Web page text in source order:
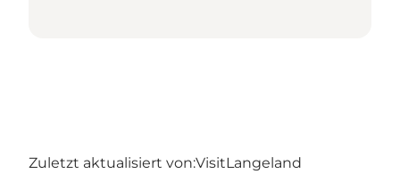
Zuletzt aktualisiert von:VisitLangeland